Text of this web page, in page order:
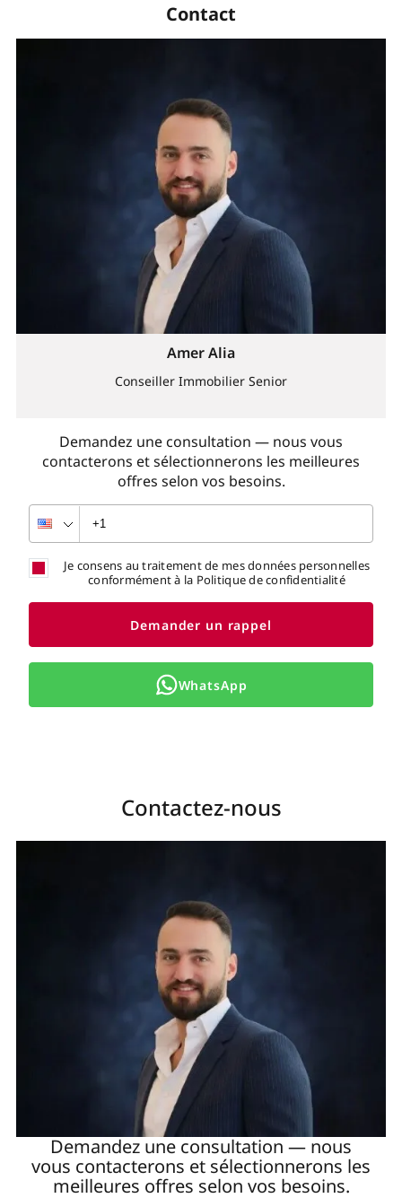
Contact
Demandez une consultation — nous vous
contacterons et sélectionnerons les meilleures
offres selon vos besoins.
Amer Alia
Conseiller Immobilier Senior
Je consens au traitement de mes données personnelles
conformément à la Politique de confidentialité
Demander un rappel
WhatsApp
Contactez-nous
Demandez une consultation — nous
vous contacterons et sélectionnerons les
meilleures offres selon vos besoins.